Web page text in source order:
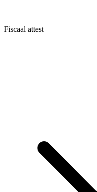
Fiscaal attest